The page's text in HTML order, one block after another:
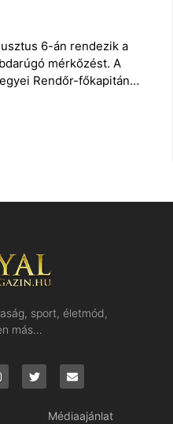
6-án rendezik a
mérkőzést. A
Rendőr-főkapitán…
sport, életmód,
más…
Médiaajánlat